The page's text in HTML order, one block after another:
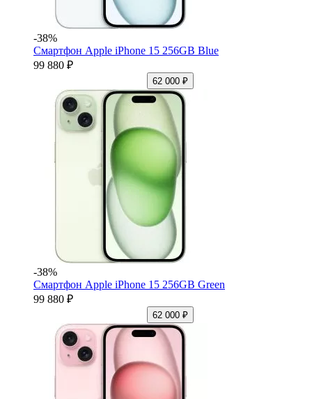
-38%
Смартфон Apple iPhone 15 256GB Blue
99 880 ₽
62 000 ₽
-38%
Смартфон Apple iPhone 15 256GB Green
99 880 ₽
62 000 ₽